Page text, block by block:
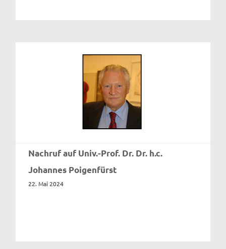
Nachruf auf Univ.-Prof. Dr. Dr. h.c.
Johannes Poigenfürst
22. Mai 2024